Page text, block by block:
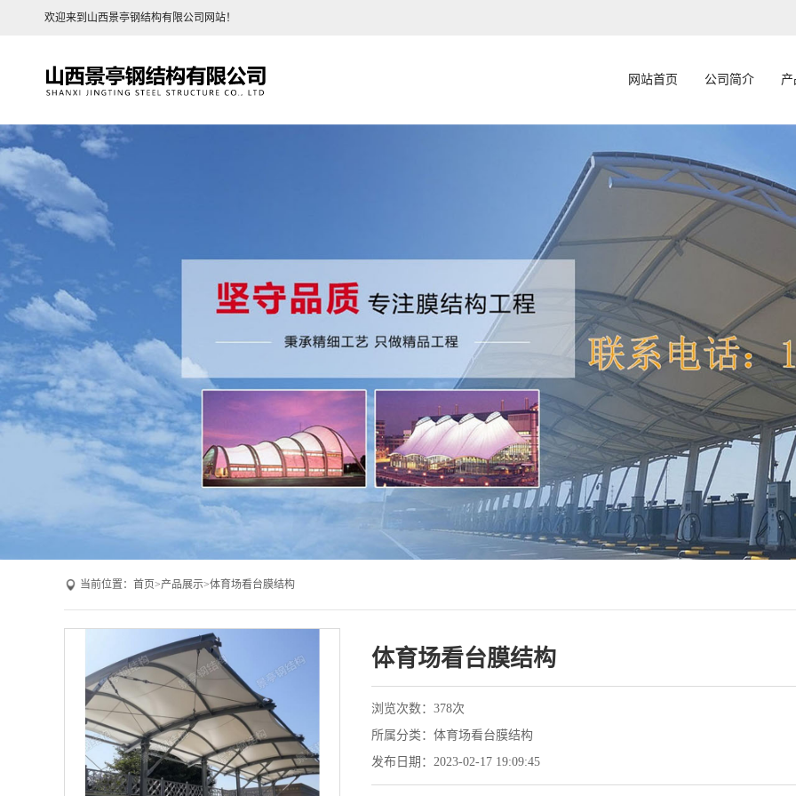
欢迎来到山西景亭钢结构有限公司网站！
网站首页 公司简介
当前位置： 首页>产品展示>体育场看台膜结构
体育场看台膜结构
浏览次数：378次
所属分类：体育场看台膜结构
发布日期：2023-02-17 19:09:45